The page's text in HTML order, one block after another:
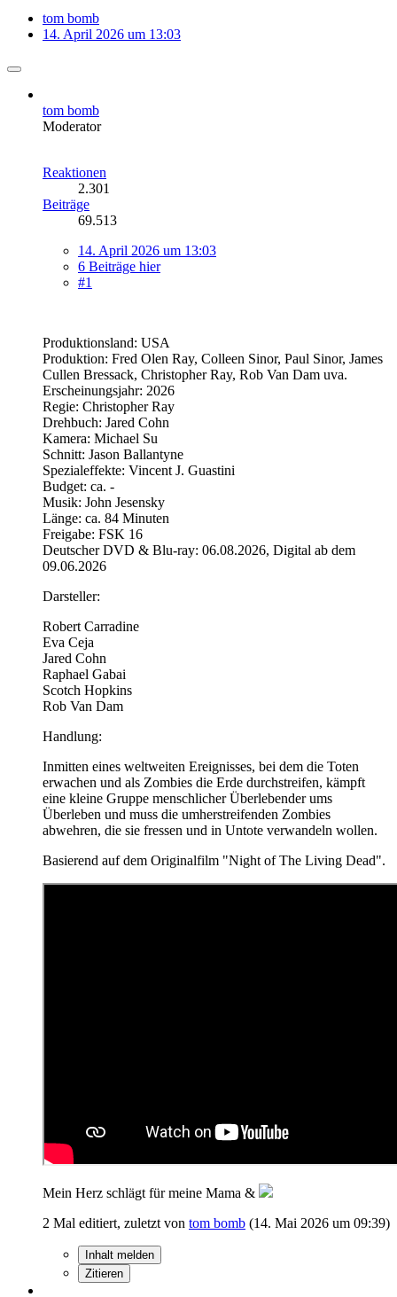
tom bomb
14. April 2026 um 13:03
tom bomb
Moderator
Reaktionen
2.301
Beiträge
69.513
14. April 2026 um 13:03
6 Beiträge hier
#1
Produktionsland: USA
Produktion: Fred Olen Ray, Colleen Sinor, Paul Sinor, James
Cullen Bressack, Christopher Ray, Rob Van Dam uva.
Erscheinungsjahr: 2026
Regie: Christopher Ray
Drehbuch: Jared Cohn
Kamera: Michael Su
Schnitt: Jason Ballantyne
Spezialeffekte: Vincent J. Guastini
Budget: ca. -
Musik: John Jesensky
Länge: ca. 84 Minuten
Freigabe: FSK 16
Deutscher DVD & Blu-ray: 06.08.2026, Digital ab dem
09.06.2026
Darsteller:
Robert Carradine
Eva Ceja
Jared Cohn
Raphael Gabai
Scotch Hopkins
Rob Van Dam
Handlung:
Inmitten eines weltweiten Ereignisses, bei dem die Toten
erwachen und als Zombies die Erde durchstreifen, kämpft
eine kleine Gruppe menschlicher Überlebender ums
Überleben und muss die umherstreifenden Zombies
abwehren, die sie fressen und in Untote verwandeln wollen.
Basierend auf dem Originalfilm "Night of The Living Dead".
Mein Herz schlägt für meine Mama &
2 Mal editiert, zuletzt von tom bomb (14. Mai 2026 um 09:39)
Inhalt melden
Zitieren